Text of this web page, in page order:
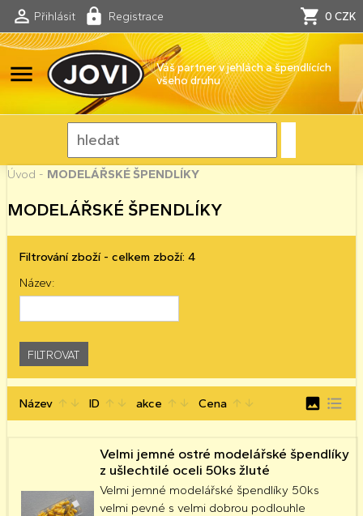
Přihlásit Registrace 0 CZK
menu
Váš partner v jehlách a špendlících
všeho druhu
Úvod - MODELÁŘSKÉ ŠPENDLÍKY
MODELÁŘSKÉ ŠPENDLÍKY
Filtrování zboží - celkem zboží: 4
Název:
Název arrow_upward arrow_downward ID arrow_upward arrow_downward akce arrow_upward arrow_downward Cena arrow_upward arrow_downward image format_list_bulleted
Velmi jemné ostré modelářské špendlíky
z ušlechtilé oceli 50ks žluté
Velmi jemné modelářské špendlíky 50ks
velmi pevné s velmi dobrou podlouhle